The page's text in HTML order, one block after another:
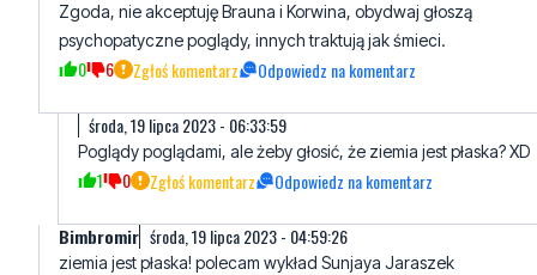
Zgoda, nie akceptuję Brauna i Korwina, obydwaj głoszą
psychopatyczne poglądy, innych traktują jak śmieci.
0 6 Zgłoś komentarz Odpowiedz na komentarz
środa, 19 lipca 2023 - 06:33:59
Poglądy poglądami, ale żeby głosić, że ziemia jest płaska? XD
1 0 Zgłoś komentarz Odpowiedz na komentarz
Bimbromir środa, 19 lipca 2023 - 04:59:26
ziemia jest płaska! polecam wykład Sunjaya Jaraszek